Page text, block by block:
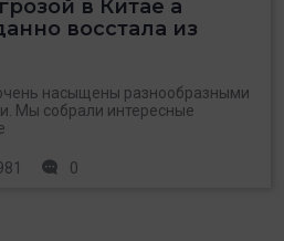
в Китае а
восстала из
насыщены разнообразными
Мы собрали интересные
0